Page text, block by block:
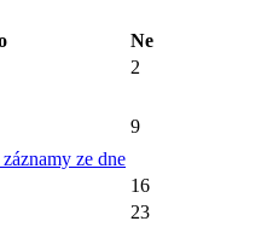
Ne
2
ze dne
9
16
23